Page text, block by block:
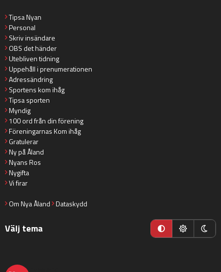
Tipsa Nyan
Personal
Skriv insändare
OBS det händer
Utebliven tidning
Uppehåll i prenumerationen
Adressändring
Sportens kom ihåg
Tipsa sporten
Myndig
100 ord från din förening
Föreningarnas Kom ihåg
Gratulerar
Ny på Åland
Nyans Ros
Nygifta
Vi firar
Om Nya Åland Dataskydd
Välj tema